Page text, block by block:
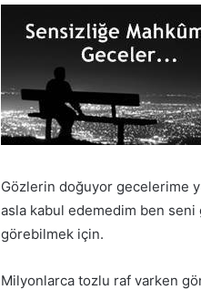
Gözlerin doğuyor gecelerime
asla kabul edemedim ben
görebilmek için.
Milyonlarca tozlu raf varken